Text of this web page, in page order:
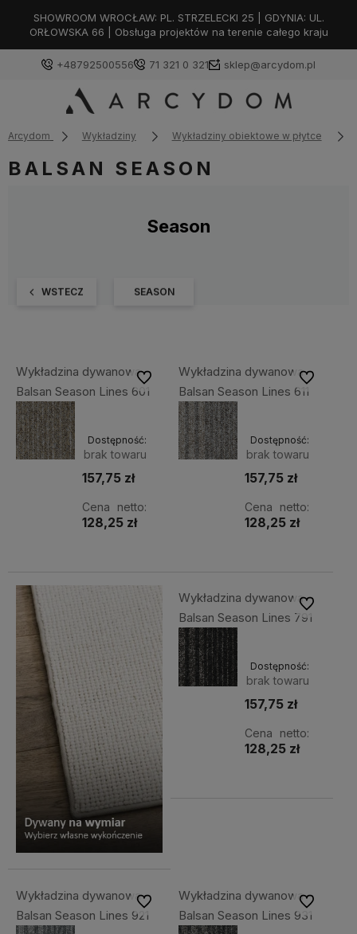
SHOWROOM WROCŁAW: PL. STRZELECKI 25 | GDYNIA: UL.
ORŁOWSKA 66 | Obsługa projektów na terenie całego kraju
+48792500556 71 321 0 321 sklep@arcydom.pl
Arcydom Wykładziny Wykładziny obiektowe w płytce
BALSAN SEASON
Season
WSTECZ SEASON
Wykładzina dywanowa
Balsan Season Lines 601
Dostępność:
brak towaru
157,75 zł
Cena netto:
128,25 zł
Do ulubionychWykładzina dywanowa
Balsan Season Lines 611
Dostępność:
brak towaru
157,75 zł
Cena netto:
128,25 zł
Do
Wykładzina dywanowa
Balsan Season Lines 791
Dostępność:
brak towaru
157,75 zł
Cena netto:
128,25 zł
Do
Wykładzina dywanowa
Balsan Season Lines 921
Do ulubionychWykładzina dywanowa
Balsan Season Lines 931
Do